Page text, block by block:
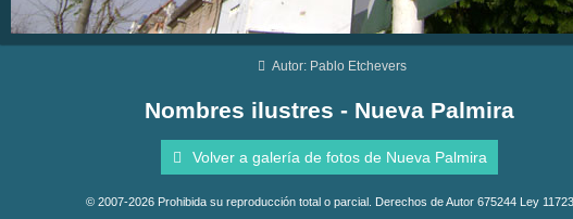
Autor: Pablo Etchevers
Nombres ilustres - Nueva Palmira
Volver a galería de fotos de Nueva Palmira
© 2007-2026 Prohibida su reproducción total o parcial. Derechos de Autor 675244 Ley 11723